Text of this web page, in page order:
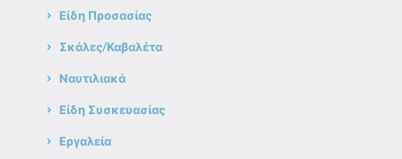
Είδη Προσασίας
Σκάλες/Καβαλέτα
Ναυτιλιακά
Είδη Συσκευασίας
Εργαλεία